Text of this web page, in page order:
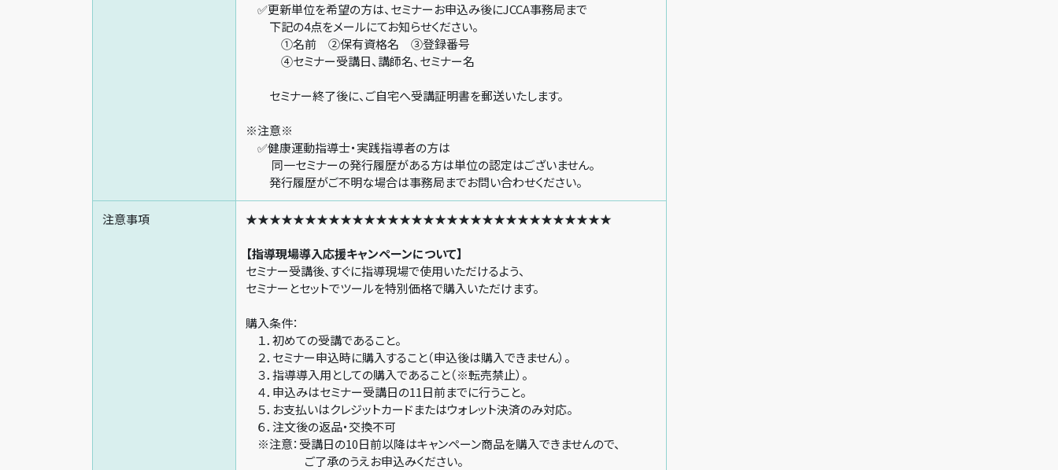
✅更新単位を希望の方は、セミナーお申込み後にJCCA事務局まで
下記の4点をメールにてお知らせください。
①名前 ②保有資格名 ③登録番号
④セミナー受講日、講師名、セミナー名
セミナー終了後に、ご自宅へ受講証明書を郵送いたします。
※注意※
✅健康運動指導士・実践指導者の方は
同一セミナーの発行履歴がある方は単位の認定はございません。
発行履歴がご不明な場合は事務局までお問い合わせください。
注意事項 ★★★★★★★★★★★★★★★★★★★★★★★★★★★★★★★
【指導現場導入応援キャンペーンについて】
セミナー受講後、すぐに指導現場で使用いただけるよう、
セミナーとセットでツールを特別価格で購入いただけます。
購入条件：
１．初めての受講であること。
２．セミナー申込時に購入すること（申込後は購入できません）。
３．指導導入用としての購入であること（※転売禁止）。
４．申込みはセミナー受講日の11日前までに行うこと。
５．お支払いはクレジットカードまたはウォレット決済のみ対応。
６．注文後の返品・交換不可
※注意：受講日の10日前以降はキャンペーン商品を購入できませんので、
ご了承のうえお申込みください。